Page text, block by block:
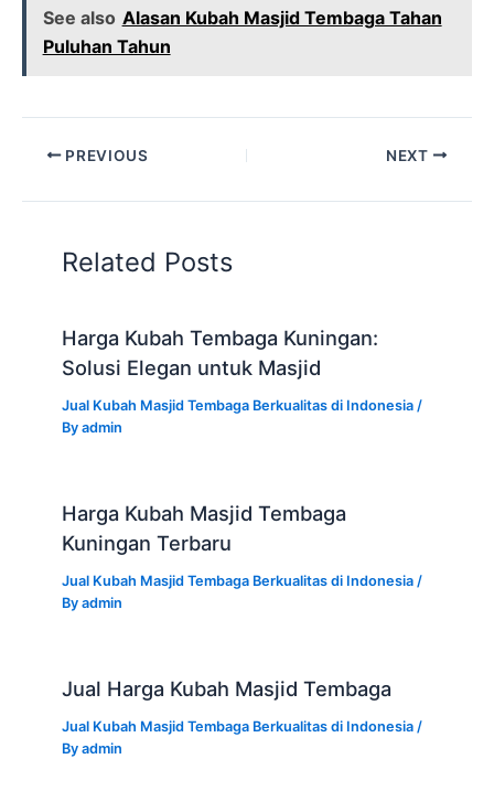
See also Alasan Kubah Masjid Tembaga Tahan
Puluhan Tahun
PREVIOUS NEXT
Related Posts
Harga Kubah Tembaga Kuningan:
Solusi Elegan untuk Masjid
Jual Kubah Masjid Tembaga Berkualitas di Indonesia /
Byadmin
Harga Kubah Masjid Tembaga
Kuningan Terbaru
Jual Kubah Masjid Tembaga Berkualitas di Indonesia /
Byadmin
Jual Harga Kubah Masjid Tembaga
Jual Kubah Masjid Tembaga Berkualitas di Indonesia /
Byadmin